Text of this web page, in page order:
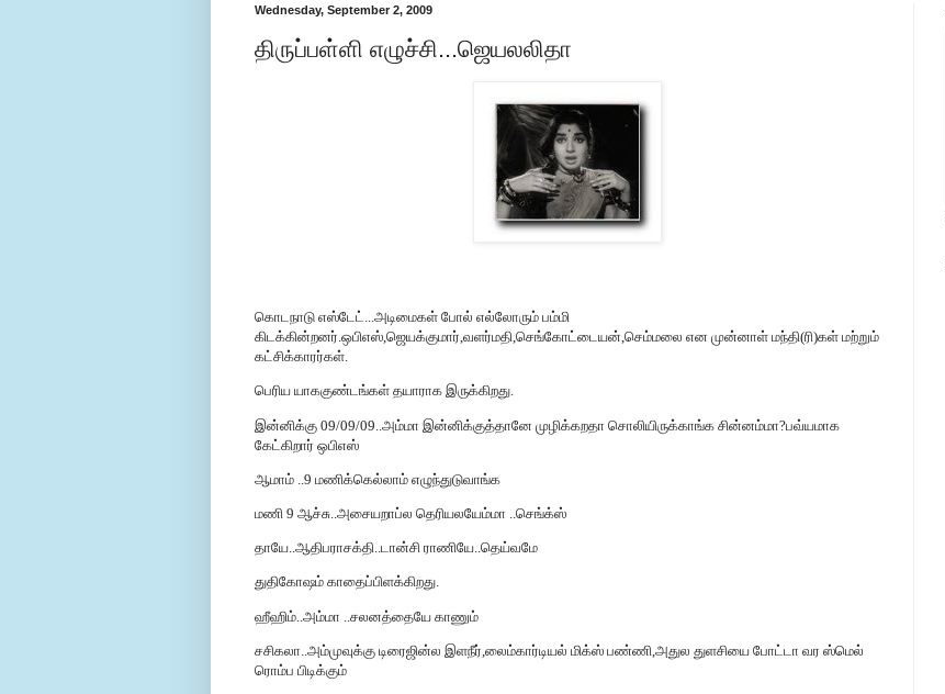
Wednesday, September 2, 2009
திருப்பள்ளி எழுச்சி...ஜெயலலிதா
கொடநாடு எஸ்டேட்...அடிமைகள் போல் எல்லோரும் பம்மி
கிடக்கின்றனர்.ஒபிஎஸ்,ஜெயக்குமார்,வளர்மதி,செங்கோட்டையன்,செம்மலை என முன்னாள் மந்தி(ரி)கள் மற்றும்
கட்சிக்காரர்கள்.
பெரிய யாககுண்டங்கள் தயாராக இருக்கிறது.
இன்னிக்கு 09/09/09.. அம்மா இன்னிக்குத்தானே முழிக்கறதா சொலியிருக்காங்க சின்னம்மா?பவ்யமாக
கேட்கிறார் ஒபிஎஸ்
ஆமாம் ..9 மணிக்கெல்லாம் எழுந்துடுவாங்க
மணி 9 ஆச்சு..அசையறாப்ல தெரியலயேம்மா ..செங்க்ஸ்
தாயே..ஆதிபராசக்தி..டான்சி ராணியே..தெய்வமே
துதிகோஷம் காதைப்பிளக்கிறது.
ஹீஹிம்..அம்மா ..சலனத்தையே காணும்
சசிகலா..அம்முவுக்கு டிரைஜின்ல இளநீர்,லைம்கார்டியல் மிக்ஸ் பண்ணி,அதுல துளசியை போட்டா வர ஸ்மெல்
ரொம்ப பிடிக்கும்